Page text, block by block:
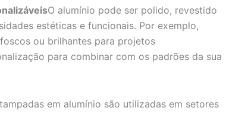
O alumínio pode ser polido, revestido
estéticas e funcionais. Por exemplo,
ou brilhantes para projetos
para combinar com os padrões da sua
em alumínio são utilizadas em setores